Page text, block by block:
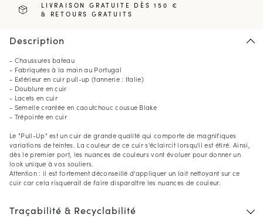
LIVRAISON GRATUITE DÈS 150 €
& RETOURS GRATUITS
Description
- Chaussures bateau
- Fabriquées à la main au Portugal
- Extérieur en cuir pull-up (tannerie : Italie)
- Doublure en cuir
- Lacets en cuir
- Semelle crantée en caoutchouc cousue Blake
- Trépointe en cuir
Le "Pull-Up" est un cuir de grande qualité qui comporte de magnifiques
variations de teintes. La couleur de ce cuir s'éclaircit lorsqu'il est étiré. Ainsi,
dès le premier port, les nuances de couleurs vont évoluer pour donner un
look unique à vos souliers.
Attention : il est fortement déconseillé d'appliquer un lait nettoyant sur ce
cuir car cela risquerait de faire disparaître les nuances de couleur.
Traçabilité & Recyclabilité